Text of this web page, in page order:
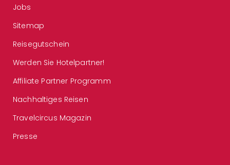
Jobs
Sitemap
Reisegutschein
Werden Sie Hotelpartner!
Affiliate Partner Programm
Nachhaltiges Reisen
Travelcircus Magazin
Presse